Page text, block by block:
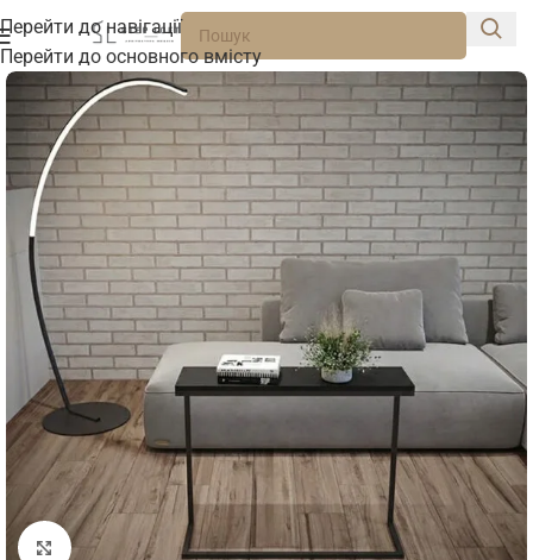
Перейти до навігації
Перейти до основного вмісту
Натисніть, щоб збільшити